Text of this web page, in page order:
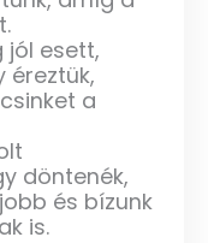
jól esett,
éreztük,
a
döntenék,
és bízunk
is.